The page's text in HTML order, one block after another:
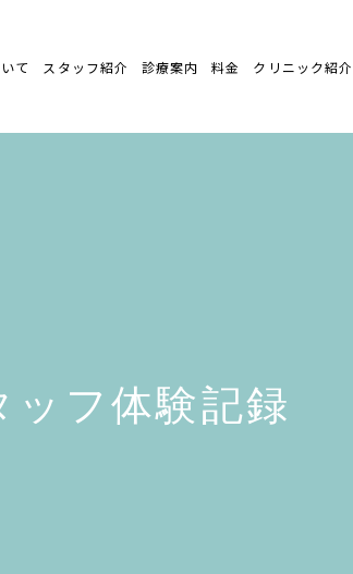
て スタッフ紹介 診療案内 料金 クリニック紹介
ッフ体験記録